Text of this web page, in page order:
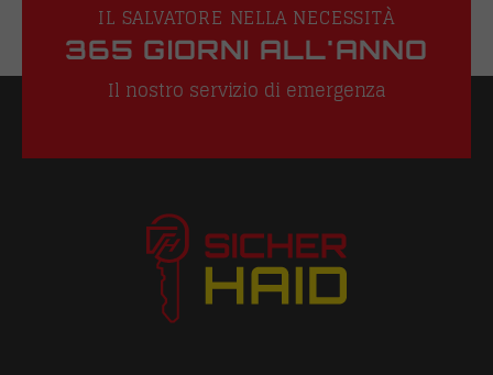
IL SALVATORE NELLA NECESSITÀ
365 GIORNI ALL'ANNO
Il nostro servizio di emergenza